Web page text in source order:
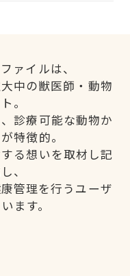
ァイルは、
中の獣医師・動物
。
診療可能な動物か
特徴的。
る想いを取材し記
、
管理を行うユーザ
ます。